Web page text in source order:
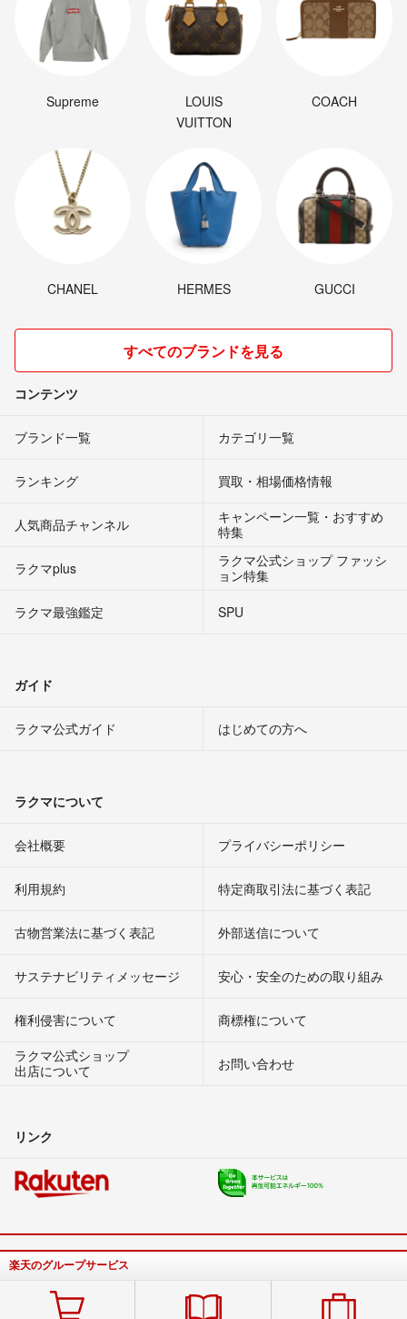
Supreme
LOUIS
VUITTON
COACH
CHANEL HERMES GUCCI
すべてのブランドを見る
コンテンツ
ブランド一覧 カテゴリ一覧
ランキング 買取・相場価格情報
人気商品チャンネル
キャンペーン一覧・おすすめ
特集
ラクマplus
ラクマ公式ショップ ファッシ
ョン特集
ラクマ最強鑑定
SPU
ガイド
ラクマ公式ガイド はじめての方へ
ラクマについて
会社概要 プライバシーポリシー
利用規約 特定商取引法に基づく表記
古物営業法に基づく表記 外部送信について
サステナビリティメッセージ 安心・安全のための取り組み
権利侵害について
商標権について
ラクマ公式ショップ
出店について
お問い合わせ
リンク
楽天のグループサービス